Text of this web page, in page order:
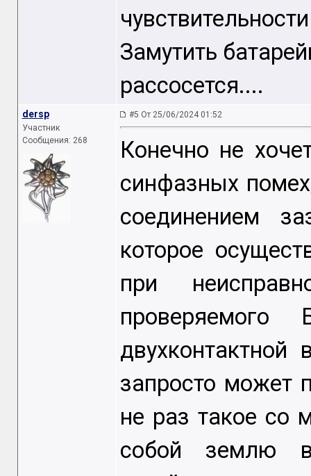
Замутить
рассосется....
dersp
Участник
Сообщения: 268
#5 От 25/06/2024 01:52
Конечно не
синфазных
соединением
которое
при
двухконтактной
запросто может
не раз такое со
собой землю